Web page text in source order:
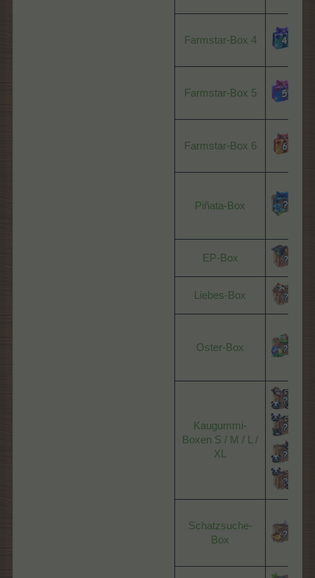
Farmstar-Box 4
Farmstar-Box 5
Farmstar-Box 6
Piñata-Box
EP-Box
Liebes-Box
Oster-Box
Kaugummi-
Boxen S / M / L /
XL
Schatzsuche-
Box